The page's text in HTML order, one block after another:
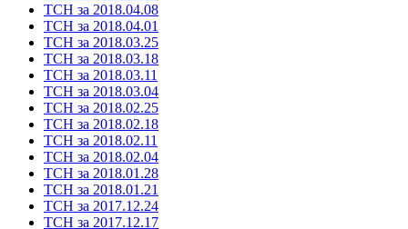
ТСН за 2018.04.08
ТСН за 2018.04.01
ТСН за 2018.03.25
ТСН за 2018.03.18
ТСН за 2018.03.11
ТСН за 2018.03.04
ТСН за 2018.02.25
ТСН за 2018.02.18
ТСН за 2018.02.11
ТСН за 2018.02.04
ТСН за 2018.01.28
ТСН за 2018.01.21
ТСН за 2017.12.24
ТСН за 2017.12.17